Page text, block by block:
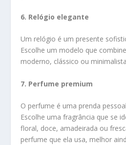
6. Relógio elegante
Um relógio é um presente
Escolhe um modelo que
moderno, clássico ou
7. Perfume premium
O perfume é uma prenda
Escolhe uma fragrância que se
floral, doce, amadeirada ou
perfume que ela usa, melhor